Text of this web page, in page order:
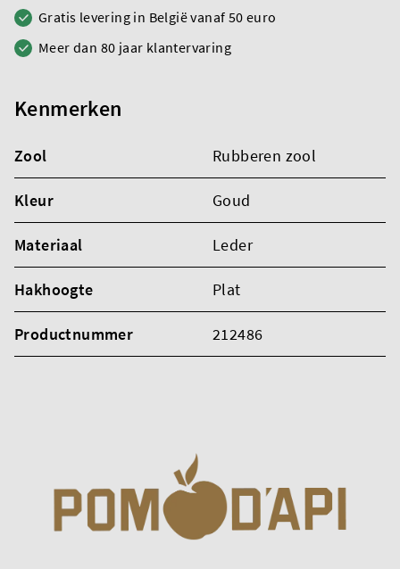
Gratis levering in België vanaf 50 euro
Meer dan 80 jaar klantervaring
Kenmerken
Zool Rubberen zool
Kleur Goud
Materiaal Leder
Hakhoogte Plat
Productnummer 212486